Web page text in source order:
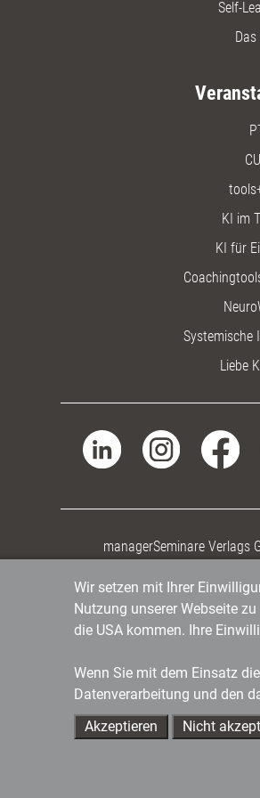
Self-
KI im
KI für
Systemische
Liebe
managerSeminare Verlags
Wir setzen mit Ihrer
Nutzung unserer Webseite
die USA kommen. Ihre
Wenn Sie mit dem Einsatz
Datenverarbeitung und den
Akzeptieren
Nicht